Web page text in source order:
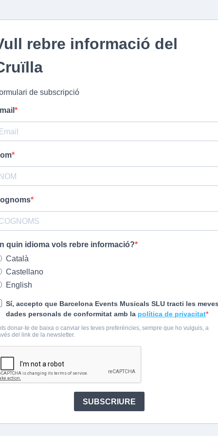
rebre informació del
de subscripció
quin idioma vols rebre informació?
Català
Castellano
English
Sí, accepto que Barcelona Events Musicals SLU tracti les
dades personals de conformitat amb la política de privacitat
donar-te de baixa o canviar les teves preferències, sempre que ho vulguis, a
del link de la newsletter.
SUBSCRIURE